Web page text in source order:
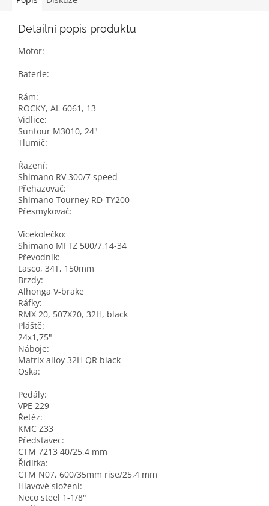
Detailní popis produktu
Motor:
Baterie:
Rám:
ROCKY, AL 6061, 13
Vidlice:
Suntour M3010, 24"
Tlumič:
Řazení:
Shimano RV 300/7 speed
Přehazovač:
Shimano Tourney RD-TY200
Přesmykovač:
Vícekolečko:
Shimano MFTZ 500/7,14-34
Převodník:
Lasco, 34T, 150mm
Brzdy:
Alhonga V-brake
Ráfky:
RMX 20, 507X20, 32H, black
Pláště:
24x1,75"
Náboje:
Matrix alloy 32H QR black
Oska:
Pedály:
VPE 229
Řetěz:
KMC Z33
Představec:
CTM 7213 40/25,4 mm
Řídítka:
CTM N07, 600/35mm rise/25,4 mm
Hlavové složení:
Neco steel 1-1/8"